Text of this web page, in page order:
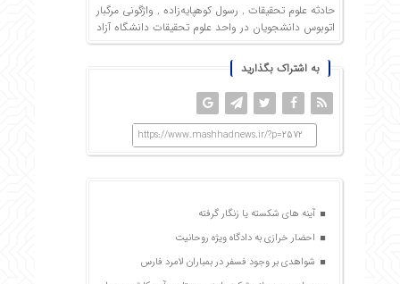
حادثه علوم تحقیقات , رسول کوهپایه‌زاده , واژگونی مرگبار
اتوبوس دانشجویان در واحد علوم تحقیقات دانشگاه آزاد
به اشتراک بگذارید
https://www.mashhadnews.ir/?p=2572
آینه های شکسته یا زنگار گرفته
احضار خرازی به دادگاه ویژه روحانیت
شواهدی بر وجود فسفر در بمباران لامرد فارس